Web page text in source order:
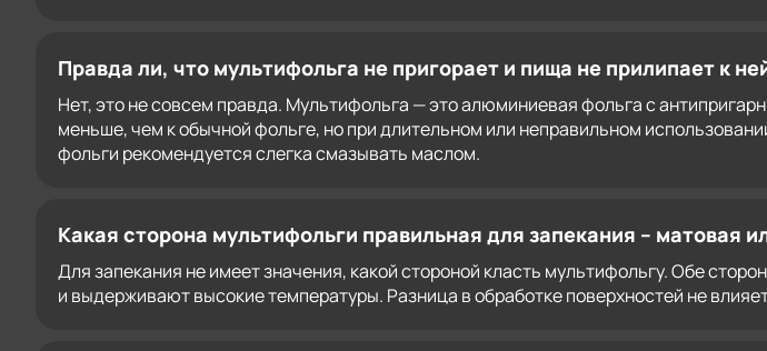
Правда ли, что мультифольга не пригорает и пища не прилипает к
Нет, это не совсем правда. Мультифольга — это алюминиевая фольга с
меньше, чем к обычной фольге, но при длительном или неправильном
фольги рекомендуется слегка смазывать маслом.
Какая сторона мультифольги правильная для запекания – матовая
Для запекания не имеет значения, какой стороной класть мультифольгу. Обе
и выдерживают высокие температуры. Разница в обработке поверхностей не